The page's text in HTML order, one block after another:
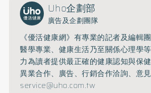
Uho企劃部
廣告及企劃團隊
《優活健康網》有專業的記者及編輯
醫學專業、健康生活乃至關係心理學
力為讀者提供最正確的健康認知與保健
異業合作、廣告、行銷合作洽詢、意
service@uho.com.tw